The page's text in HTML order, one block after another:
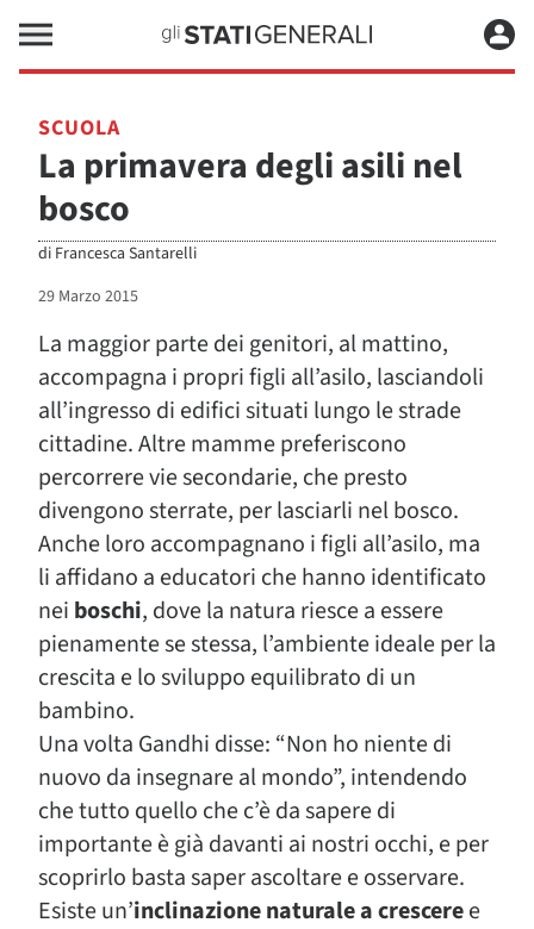
SCUOLA
La primavera degli asili nel
bosco
di Francesca Santarelli
29 Marzo 2015
La maggior parte dei genitori, al mattino,
accompagna i propri figli all’asilo, lasciandoli
all’ingresso di edifici situati lungo le strade
cittadine. Altre mamme preferiscono
percorrere vie secondarie, che presto
divengono sterrate, per lasciarli nel bosco.
Anche loro accompagnano i figli all’asilo, ma
li affidano a educatori che hanno identificato
nei boschi, dove la natura riesce a essere
pienamente se stessa, l’ambiente ideale per la
crescita e lo sviluppo equilibrato di un
bambino.
Una volta Gandhi disse: “Non ho niente di
nuovo da insegnare al mondo”, intendendo
che tutto quello che c’è da sapere di
importante è già davanti ai nostri occhi, e per
scoprirlo basta saper ascoltare e osservare.
Esiste un’inclinazione naturale a cresceree